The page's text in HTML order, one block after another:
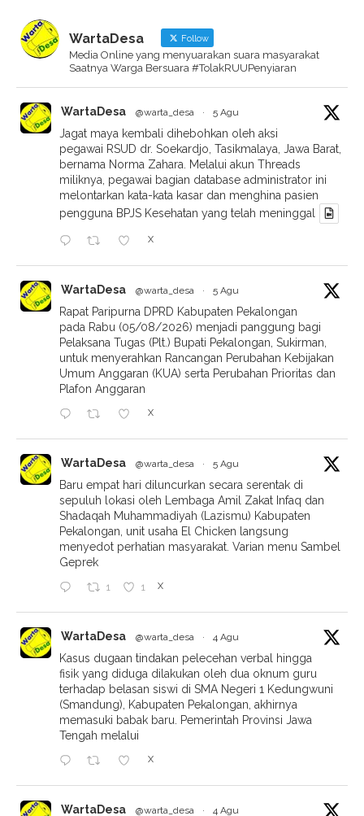
WartaDesa Follow
Media Online yang menyuarakan suara masyarakat
Saatnya Warga Bersuara #TolakRUUPenyiaran
WartaDesa @warta_desa · 5 Agu
Jagat maya kembali dihebohkan oleh aksi
pegawai RSUD dr. Soekardjo, Tasikmalaya, Jawa Barat,
bernama Norma Zahara. Melalui akun Threads
miliknya, pegawai bagian database administrator ini
melontarkan kata-kata kasar dan menghina pasien
pengguna BPJS Kesehatan yang telah meninggal
X
WartaDesa @warta_desa · 5 Agu
Rapat Paripurna DPRD Kabupaten Pekalongan
pada Rabu (05/08/2026) menjadi panggung bagi
Pelaksana Tugas (Plt.) Bupati Pekalongan, Sukirman,
untuk menyerahkan Rancangan Perubahan Kebijakan
Umum Anggaran (KUA) serta Perubahan Prioritas dan
Plafon Anggaran
X
WartaDesa @warta_desa · 5 Agu
Baru empat hari diluncurkan secara serentak di
sepuluh lokasi oleh Lembaga Amil Zakat Infaq dan
Shadaqah Muhammadiyah (Lazismu) Kabupaten
Pekalongan, unit usaha El Chicken langsung
menyedot perhatian masyarakat. Varian menu Sambel
Geprek
1 1 X
WartaDesa @warta_desa · 4 Agu
Kasus dugaan tindakan pelecehan verbal hingga
fisik yang diduga dilakukan oleh dua oknum guru
terhadap belasan siswi di SMA Negeri 1 Kedungwuni
(Smandung), Kabupaten Pekalongan, akhirnya
memasuki babak baru. Pemerintah Provinsi Jawa
Tengah melalui
X
WartaDesa @warta_desa · 4 Agu